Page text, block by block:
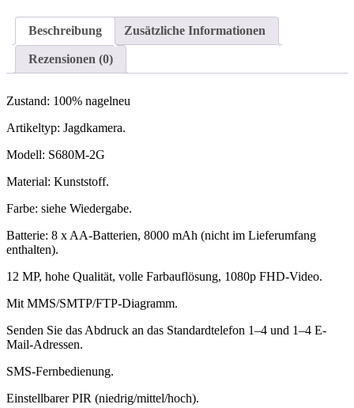
High
Definition
Outdoor
Wasserdicht
Jagdkamera
Wildlife
Menge
Beschreibung Zusätzliche Informationen
Rezensionen (0)
Zustand: 100% nagelneu
Artikeltyp: Jagdkamera.
Modell: S680M-2G
Material: Kunststoff.
Farbe: siehe Wiedergabe.
Batterie: 8 x AA-Batterien, 8000 mAh (nicht im Lieferumfang
enthalten).
12 MP, hohe Qualität, volle Farbauflösung, 1080p FHD-Video.
Mit MMS/SMTP/FTP-Diagramm.
Senden Sie das Abdruck an das Standardtelefon 1–4 und 1–4 E-
Mail-Adressen.
SMS-Fernbedienung.
Einstellbarer PIR (niedrig/mittel/hoch).